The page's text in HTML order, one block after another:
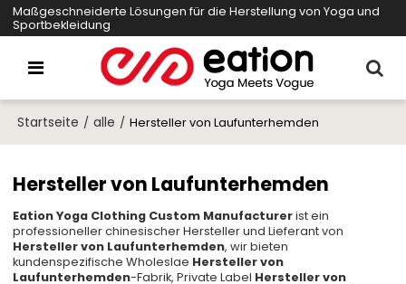
Maßgeschneiderte Lösungen für die Herstellung von Yoga und
Sportbekleidung
Startseite / alle / Hersteller von Laufunterhemden
Hersteller von Laufunterhemden
Eation Yoga Clothing Custom Manufacturerist ein
professioneller chinesischer Hersteller und Lieferant von
Hersteller von Laufunterhemden, wir bieten
kundenspezifische Wholeslae Hersteller von
Laufunterhemden-Fabrik, Private Label Hersteller von